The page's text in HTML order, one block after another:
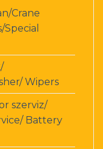
Crane
Wipers
szerviz/
Battery